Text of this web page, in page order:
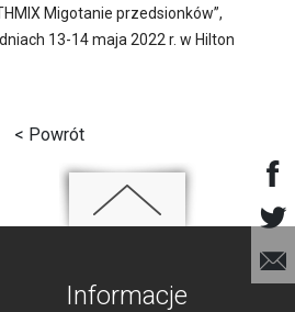
Migotanie przedsionków”,
13-14 maja 2022 r. w Hilton
< Powrót
Informacje